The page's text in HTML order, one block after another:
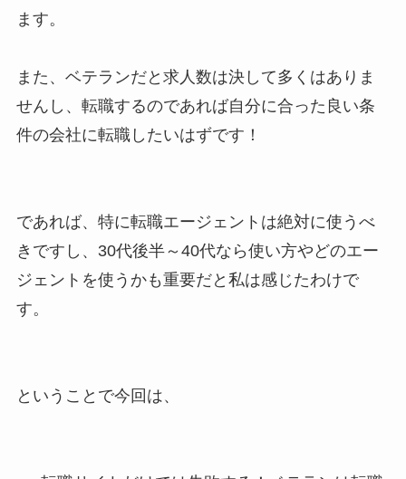
ます。
また、ベテランだと求人数は決して多くはありま
せんし、転職するのであれば自分に合った良い条
件の会社に転職したいはずです！
であれば、特に転職エージェントは絶対に使うべ
きですし、30代後半～40代なら使い方やどのエー
ジェントを使うかも重要だと私は感じたわけで
す。
ということで今回は、